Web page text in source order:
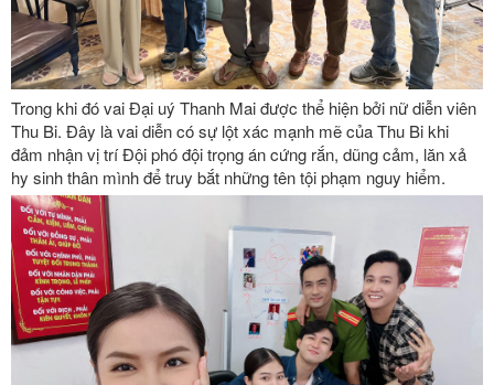
Trong khi đó vai Đại uý Thanh Mai được thể hiện bởi nữ diễn viên
Thu Bi. Đây là vai diễn có sự lột xác mạnh mẽ của Thu Bi khi
đảm nhận vị trí Đội phó đội trọng án cứng rắn, dũng cảm, lăn xả
hy sinh thân mình để truy bắt những tên tội phạm nguy hiểm.